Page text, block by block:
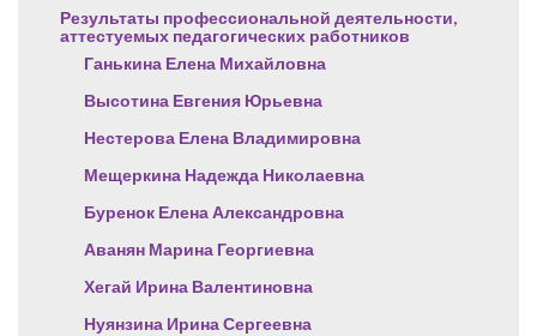
Результаты профессиональной деятельности,
аттестуемых педагогических работников
Ганькина Елена Михайловна
Высотина Евгения Юрьевна
Нестерова Елена Владимировна
Мещеркина Надежда Николаевна
Буренок Елена Александровна
Аванян Марина Георгиевна
Хегай Ирина Валентиновна
Нуянзина Ирина Сергеевна